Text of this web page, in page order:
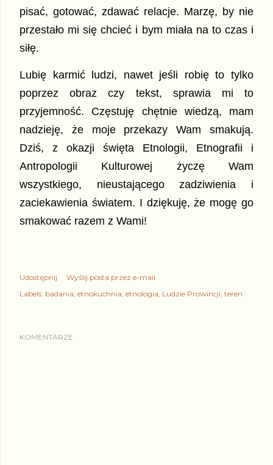
pisać, gotować, zdawać relacje. Marzę, by nie
przestało mi się chcieć i bym miała na to czas i
siłę.
Lubię karmić ludzi, nawet jeśli robię to tylko
poprzez obraz czy tekst, sprawia mi to
przyjemność. Częstuję chętnie wiedzą, mam
nadzieję, że moje przekazy Wam smakują.
Dziś, z okazji święta Etnologii, Etnografii i
Antropologii Kulturowej życzę Wam
wszystkiego, nieustającego zadziwienia i
zaciekawienia światem. I dziękuję, że mogę go
smakować razem z Wami!
Udostępnij
Wyślij posta przez e-mail
Labels: badania etnokuchnia etnologia Ludzie Prowincji teren
KOMENTARZE